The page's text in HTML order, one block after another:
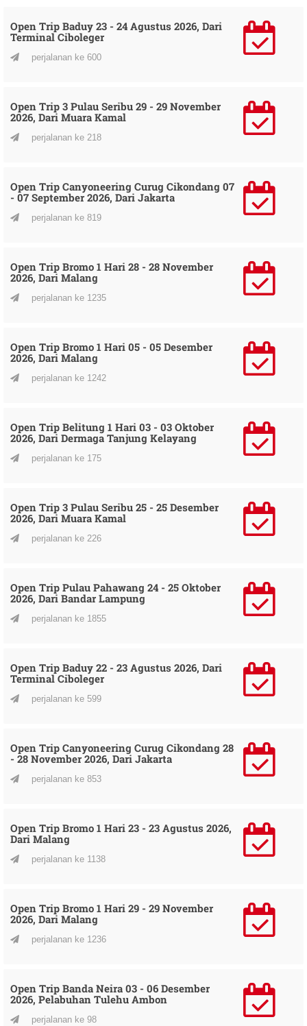
Open Trip Baduy 23 - 24 Agustus 2026, Dari
Terminal Ciboleger
perjalanan ke 600
Open Trip 3 Pulau Seribu 29 - 29 November
2026, Dari Muara Kamal
perjalanan ke 218
Open Trip Canyoneering Curug Cikondang 07
- 07 September 2026, Dari Jakarta
perjalanan ke 819
Open Trip Bromo 1 Hari 28 - 28 November
2026, Dari Malang
perjalanan ke 1235
Open Trip Bromo 1 Hari 05 - 05 Desember
2026, Dari Malang
perjalanan ke 1242
Open Trip Belitung 1 Hari 03 - 03 Oktober
2026, Dari Dermaga Tanjung Kelayang
perjalanan ke 175
Open Trip 3 Pulau Seribu 25 - 25 Desember
2026, Dari Muara Kamal
perjalanan ke 226
Open Trip Pulau Pahawang 24 - 25 Oktober
2026, Dari Bandar Lampung
perjalanan ke 1855
Open Trip Baduy 22 - 23 Agustus 2026, Dari
Terminal Ciboleger
perjalanan ke 599
Open Trip Canyoneering Curug Cikondang 28
- 28 November 2026, Dari Jakarta
perjalanan ke 853
Open Trip Bromo 1 Hari 23 - 23 Agustus 2026,
Dari Malang
perjalanan ke 1138
Open Trip Bromo 1 Hari 29 - 29 November
2026, Dari Malang
perjalanan ke 1236
Open Trip Banda Neira 03 - 06 Desember
2026, Pelabuhan Tulehu Ambon
perjalanan ke 98